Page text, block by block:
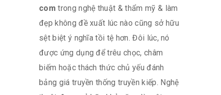
com trong nghệ thuật & thẩm mỹ & làm
đẹp không đề xuất lúc nào cũng sở hữu
sệt biệt ý nghĩa tồi tệ hơn. Đôi lúc, nó
được ứng dụng để trêu chọc, châm
biếm hoặc thách thức chủ yếu đánh
bảng giá truyền thống truyền kiếp. Nghệ